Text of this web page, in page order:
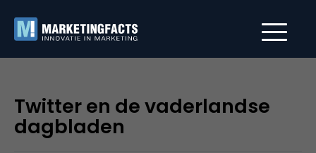
Twitter en de vaderlandse
dagbladen